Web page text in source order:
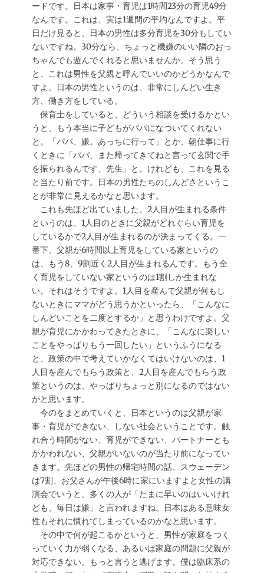
ードです。日本は家事・育児は1時間23分の育児49分
なんです。これは、実は1週間の平均なんですよ。平
日だけ見ると、日本の男性は多分育児を30分もしてい
ないですね。30分なら、ちょっと機嫌のいい隣のおっ
ちゃんでも遊んでくれると思いませんか。そう思う
と、これは男性を父親と呼んでいいのかどうかなんで
すよ。日本の男性というのは、非常にしんどい生き
方、働き方をしている。
保育士をしていると、どういう相談を受けるかとい
うと、もう本当に子どもがパパになついてくれない
と。「パパ、嫌。あっちに行って」とか、朝仕事に行
くときに「パパ、また帰ってきてねと言って玄関で手
を振られるんです、先生」と。けれども、これを見る
と当たり前です。日本の男性たちのしんどさというこ
とが非常に見えるかなと思います。
これも先ほど出ていました。2人目が生まれる条件
というのは、1人目のときに父親がどれぐらい育児を
しているかで2人目が生まれるのが決まってくる。一
番下、父親が6時間以上育児をしている家というの
は、もう8、9割近く2人目が生まれるんです。もう全
く育児をしていない家というのは1割しか生まれな
い。それはそうですよ。1人目を産んで父親が何もし
ないときにママがどう思うかといったら、「こんなに
しんどいことを二度とするか」と思うわけですよ。父
親が育児にかかわってきたときに、「こんなに楽しい
ことをやっぱりもう一回したい」というふうになる
と、政策の中で考えていかなくてはいけないのは、1
人目を産んでもらう政策と、2人目を産んでもらう政
策というのは、やっぱりちょっと別になるのではない
かと思います。
今のをまとめていくと、日本というのは父親が家
事・育児ができない、しない社会ということです。触
れ合う時間がない、育児ができない、パートナーとも
かかわれない、父親がいないのが当たり前になってい
きます。先ほどの男性の帰宅時間の話、スウェーデン
は7割、お父さんが午後6時に家にいますよと女性の講
演会でいうと、多くの人が「たまに早いのはいいけれ
ども、毎日は嫌」と言われますね。日本はある意味女
性もそれに慣れてしまっているのかなと思います。
その中で何が起こるかというと、男性が家庭をつく
っていく力が弱くなる、あるいは家庭の問題に父親が
対応できない。もっと言うと逃げます。僕は臨床系の